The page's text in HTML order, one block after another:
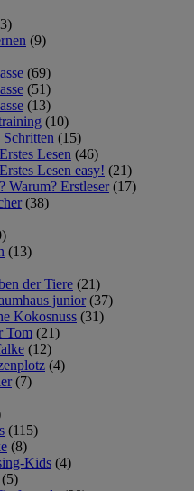
(9)
(69)
(51)
(13)
(10)
(15)
Lesen (46)
Lesen easy! (21)
Warum? Erstleser (17)
(38)
(13)
der Tiere (21)
junior (37)
Kokosnuss (31)
Tom (21)
(12)
(4)
(7)
(115)
(8)
Kids (4)
(5)